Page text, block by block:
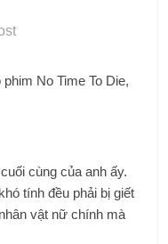
No Time To Die,
cùng của anh ấy.
tính đều phải bị giết
vật nữ chính mà